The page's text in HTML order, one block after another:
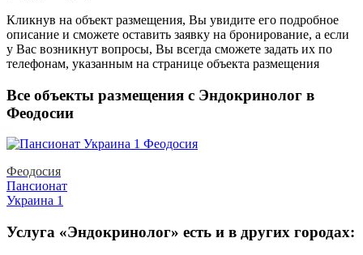
Кликнув на объект размещения, Вы увидите его подробное
описание и сможете оставить заявку на бронирование, а если
у Вас возникнут вопросы, Вы всегда сможете задать их по
телефонам, указанным на странице объекта размещения
Все объекты размещения с Эндокринолог в
Феодосии
Феодосия
Пансионат
Украина 1
Услуга «Эндокринолог» есть и в других городах: